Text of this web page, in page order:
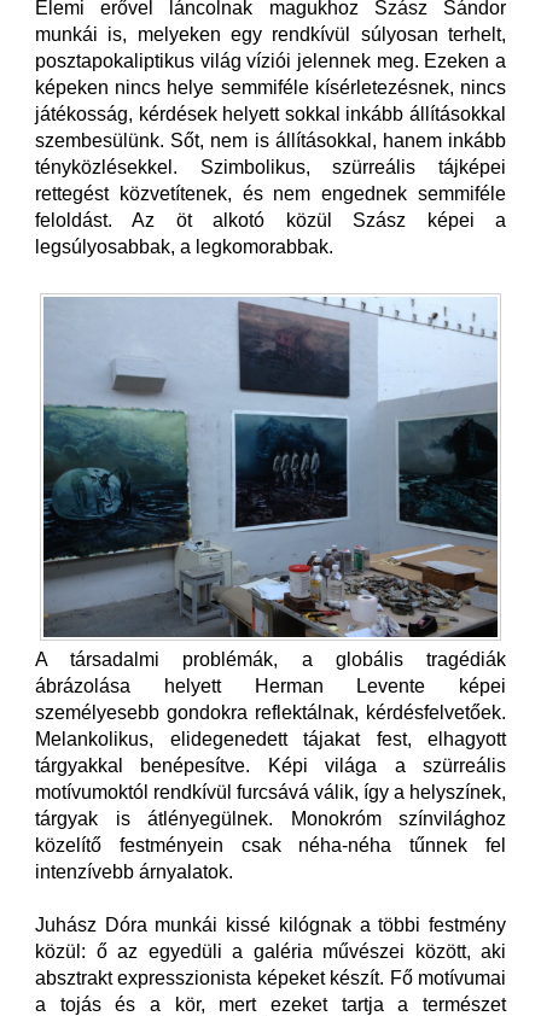
Elemi erővel láncolnak magukhoz Szász Sándor
munkái is, melyeken egy rendkívül súlyosan terhelt,
posztapokaliptikus világ víziói jelennek meg. Ezeken a
képeken nincs helye semmiféle kísérletezésnek, nincs
játékosság, kérdések helyett sokkal inkább állításokkal
szembesülünk. Sőt, nem is állításokkal, hanem inkább
tényközlésekkel. Szimbolikus, szürreális tájképei
rettegést közvetítenek, és nem engednek semmiféle
feloldást. Az öt alkotó közül Szász képei a
legsúlyosabbak, a legkomorabbak.
A társadalmi problémák, a globális tragédiák
ábrázolása helyett Herman Levente képei
személyesebb gondokra reflektálnak, kérdésfelvetőek.
Melankolikus, elidegenedett tájakat fest, elhagyott
tárgyakkal benépesítve. Képi világa a szürreális
motívumoktól rendkívül furcsává válik, így a helyszínek,
tárgyak is átlényegülnek. Monokróm színvilághoz
közelítő festményein csak néha-néha tűnnek fel
intenzívebb árnyalatok.
Juhász Dóra munkái kissé kilógnak a többi festmény
közül: ő az egyedüli a galéria művészei között, aki
absztrakt expresszionista képeket készít. Fő motívumai
a tojás és a kör, mert ezeket tartja a természet